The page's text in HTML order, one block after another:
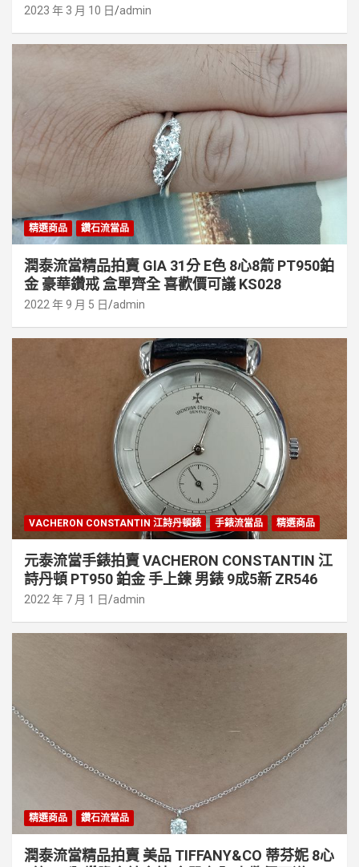
2023 年 3 月 10 日 admin
精選商品 鑽石流當品
潤泰流當精品拍賣 GIA 31分 E色 8心8箭 PT950鉑
金 豪華鑽戒 盒單齊全 喜歡價可議 KS028
2022 年 9 月 5 日 admin
VACHERON CONSTANTIN 江詩丹頓錶 手錶流當品 精選商品
元泰流當手錶拍賣 VACHERON CONSTANTIN 江
詩丹頓 PT950 鉑金 手上鍊 男錶 9成5新 ZR546
2022 年 7 月 1 日 admin
精選商品 鑽石流當品
潤泰流當精品拍賣 美品 TIFFANY&CO 蒂芬妮 8心